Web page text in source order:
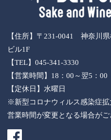
【住所】〒231-0041 神奈川
ビル1F
【TEL】045-341-3330
【営業時間】18：00～翌5：00
【定休日】水曜日
※新型コロナウィルス感染症拡
営業時間が変更となる場合がご